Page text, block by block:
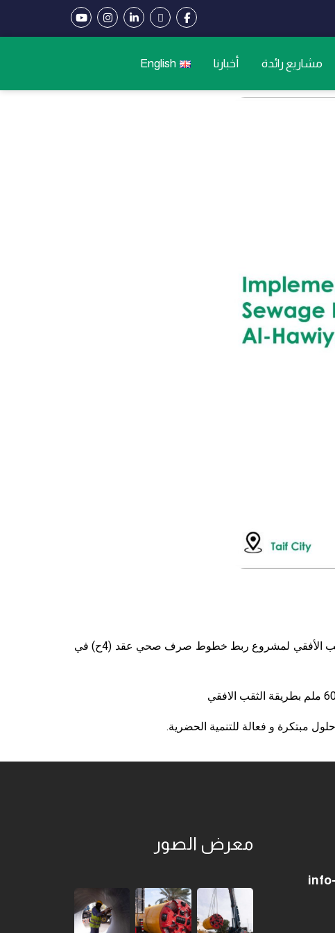
مشاريع رائدة أخبارنا English
تفخر شركة الأنفاق السعودية للمقاولات إحدى شركات حسن علام للإنشاءات السعودية بأن تعلن عن إسناد أعمال الثقب الأفقي لمشروع ربط خطوط صرف صحي عقد (4ح) في
مبتكرة و فعالة للتنمية الحضرية.
معرض الصور